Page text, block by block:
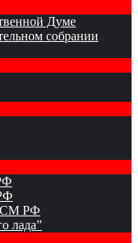
Думе
собрании
РФ
лада”